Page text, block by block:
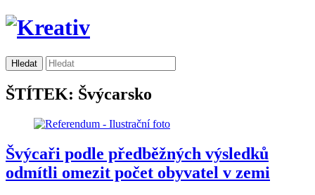
ŠTÍTEK: Švýcarsko
Švýcaři podle předběžných výsledků
odmítli omezit počet obyvatel v zemi